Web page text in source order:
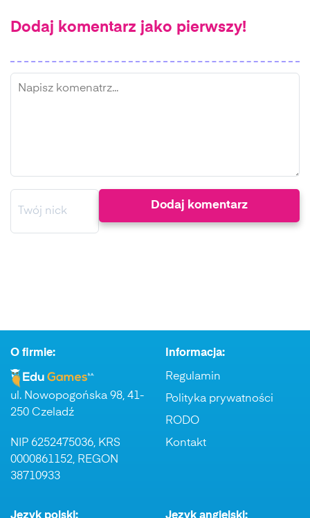
Dodaj komentarz jako pierwszy!
O firmie:
ul. Nowopogońska 98, 41-
250 Czeladź
NIP 6252475036, KRS
0000861152, REGON
38710933
Informacja:
Regulamin
Polityka prywatności
RODO
Kontakt